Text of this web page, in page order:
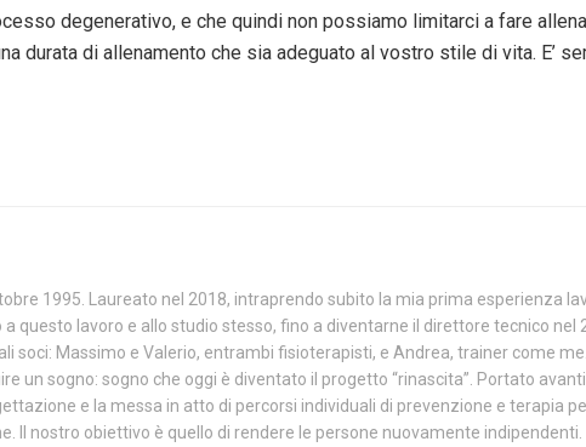
degenerativo, e che quindi non possiamo limitarci a fare
durata di allenamento che sia adeguato al vostro stile di vita. E’
1995. Laureato nel 2018, intraprendo subito la mia prima esperienza
questo lavoro e allo studio stesso, fino a diventarne il direttore tecnico nel
soci: Massimo e Valerio, entrambi fisioterapisti, e Andrea, trainer come
un sogno: sogno che oggi è diventato il progetto “rinascita”. Portato
e la messa in atto di percorsi individuali di prevenzione e terapia
Il nostro obiettivo è quello di rendere le persone nuovamente indipendenti.